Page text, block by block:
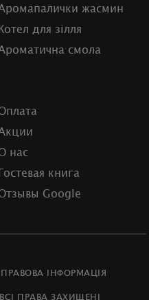
жасмин
для зілля
смола
нас
книга
Google
ПРАВОВА ІНФОРМАЦІЯ
ПРАВА ЗАХИЩЕНІ